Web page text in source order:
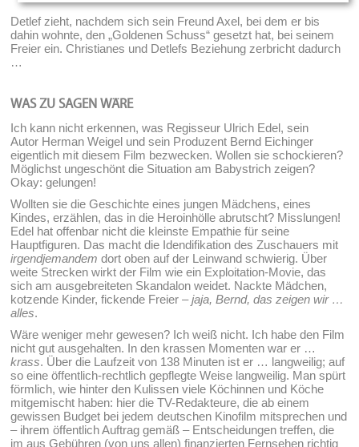
Detlef zieht, nachdem sich sein Freund Axel, bei dem er bis
dahin wohnte, den „Goldenen Schuss“ gesetzt hat, bei seinem
Freier ein. Christianes und Detlefs Beziehung zerbricht dadurch
…
WAS ZU SAGEN WÄRE
Ich kann nicht erkennen, was Regisseur Ulrich Edel, sein
Autor Herman Weigel und sein Produzent Bernd Eichinger
eigentlich mit diesem Film bezwecken. Wollen sie schockieren?
Möglichst ungeschönt die Situation am Babystrich zeigen?
Okay: gelungen!
Wollten sie die Geschichte eines jungen Mädchens, eines
Kindes, erzählen, das in die Heroinhölle abrutscht? Misslungen!
Edel hat offenbar nicht die kleinste Empathie für seine
Hauptfiguren. Das macht die Idendifikation des Zuschauers mit
irgendjemandem dort oben auf der Leinwand schwierig. Über
weite Strecken wirkt der Film wie ein Exploitation-Movie, das
sich am ausgebreiteten Skandalon weidet. Nackte Mädchen,
kotzende Kinder, fickende Freier –jaja, Bernd, das zeigen wir …
alles.
Wäre weniger mehr gewesen? Ich weiß nicht. Ich habe den Film
nicht gut ausgehalten. In den krassen Momenten war er …
krass. Über die Laufzeit von 138 Minuten ist er … langweilig; auf
so eine öffentlich-rechtlich gepflegte Weise langweilig. Man spürt
förmlich, wie hinter den Kulissen viele Köchinnen und Köche
mitgemischt haben: hier die TV-Redakteure, die ab einem
gewissen Budget bei jedem deutschen Kinofilm mitsprechen und
– ihrem öffentlich Auftrag gemäß – Entscheidungen treffen, die
im aus Gebühren (von uns allen) finanzierten Fernsehen richtig